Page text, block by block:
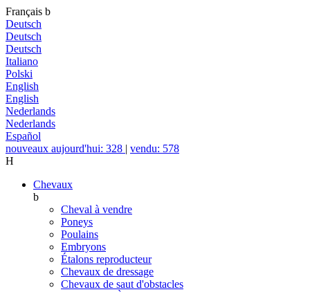
Français b
Deutsch
Deutsch
Deutsch
Italiano
Polski
English
English
Nederlands
Nederlands
Español
nouveaux aujourd'hui: 328 | vendu: 578
H
Chevaux
b
Cheval à vendre
Poneys
Poulains
Embryons
Étalons reproducteur
Chevaux de dressage
Chevaux de saut d'obstacles